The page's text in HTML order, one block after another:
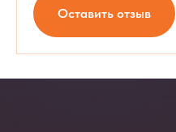
Оставить отзыв